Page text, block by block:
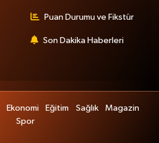
Puan Durumu ve Fikstür
Son Dakika Haberleri
Ekonomi Eğitim Sağlık
Magazin
Spor